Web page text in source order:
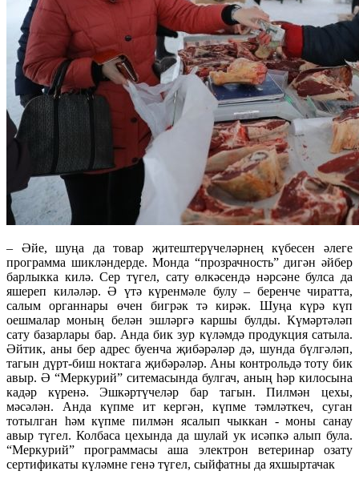
– Әйе, шуңа да товар җитештерүчеләрнең күбесен әлеге
программа шикләндерде. Монда “прозрачность” дигән әйбер
барлыкка килә. Сер түгел, сату өлкәсендә нәрсәне булса да
яшереп киләләр. Ә үтә күренмәле булу – беренче чиратта,
салым органнары өчен бигрәк тә кирәк. Шуңа күрә күп
оешмалар моның белән эшләргә каршы булды. Күмәртәләп
сату базарлары бар. Анда бик зур күләмдә продукция сатыла.
Әйтик, аны бер адрес буенча җибәрәләр дә, шунда бүлгәләп,
тагын дүрт-биш ноктага җибәрәләр. Аны контрольдә тоту бик
авыр. Ә “Меркурий” ситемасында булгач, аның һәр килосына
кадәр күренә. Эшкәртүчеләр бар тагын. Пилмән цехы,
мәсәлән. Анда күпме ит кергән, күпме тәмләткеч, суган
тотылган һәм күпме пилмән ясалып чыккан - моны санау
авыр түгел. Колбаса цехында да шулай ук исәпкә алып була.
“Меркурий” программасы аша электрон ветеринар озату
сертификаты күләмне генә түгел, сыйфатны да яхшыртачак